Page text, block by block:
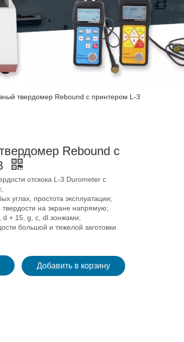
твердомер Rebound с принтером L-3
Rebound с
отскока L-3 Durometer с
углах, простота эксплуатации;
на экране напрямую;
d + 15, g, c, dl зонжами;
большой и тяжелой заготовки
Добавить в корзину